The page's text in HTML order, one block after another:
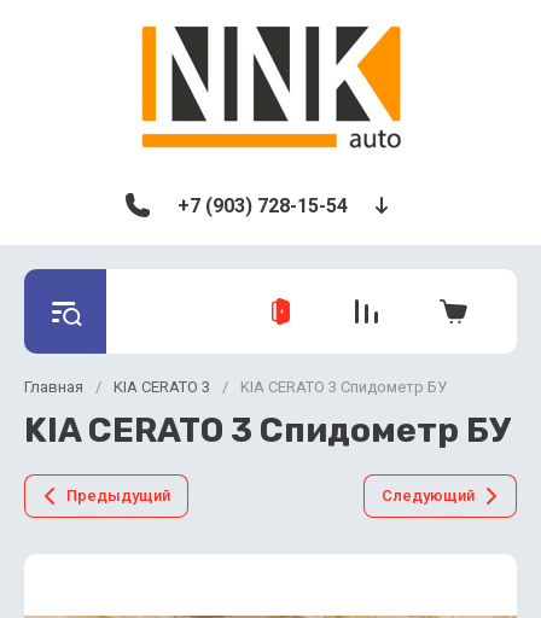
+7 (903) 728-15-54
Главная / KIA CERATO 3 / KIA CERATO 3 Спидометр БУ
KIA CERATO 3 Спидометр БУ
Предыдущий Следующий